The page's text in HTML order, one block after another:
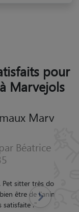
pour
Marvejols
le 15-
douce
l'animal.
"
Suivant